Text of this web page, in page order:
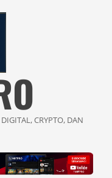
CRYPTO, DAN